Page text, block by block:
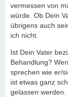
vermessen von
würde. Ob Dein
übrigens auch
ich nicht.
Ist Dein Vater
Behandlung?
sprechen wie er/
ist etwas ganz
gelassen